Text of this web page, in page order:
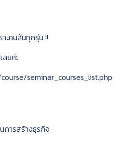
ะคนล้นทุกรุ่น !!
ลยค่ะ
seminar_courses_list.php
การสร้างธุรกิจ